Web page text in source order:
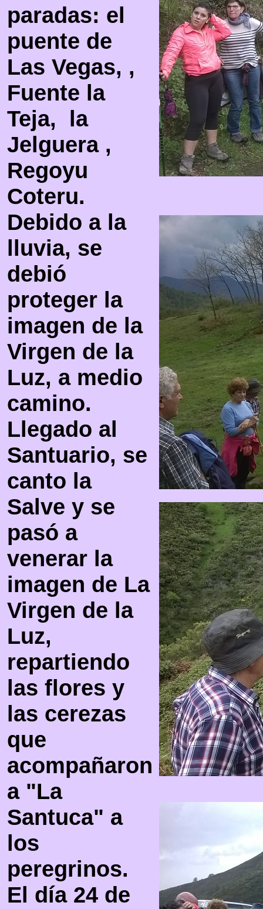
paradas: el
puente de
Las Vegas, ,
Fuente la
Teja, la
Jelguera ,
Regoyu
Coteru.
Debido a la
lluvia, se
debió
proteger la
imagen de la
Virgen de la
Luz, a medio
camino.
Llegado al
Santuario, se
canto la
Salve y se
pasó a
venerar la
imagen de La
Virgen de la
Luz,
repartiendo
las flores y
las cerezas
que
acompañaron
a "La
Santuca" a
los
peregrinos.
El día 24 de